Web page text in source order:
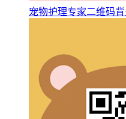
宠物护理专家二维码背